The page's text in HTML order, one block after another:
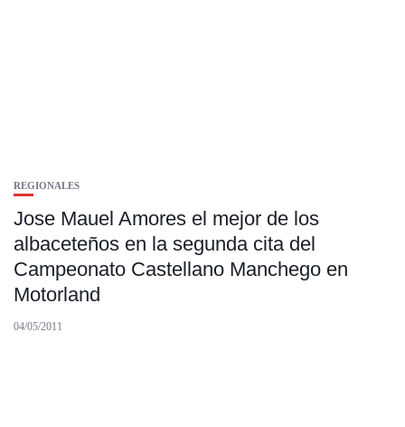
REGIONALES
Jose Mauel Amores el mejor de los
albaceteños en la segunda cita del
Campeonato Castellano Manchego en
Motorland
04/05/2011